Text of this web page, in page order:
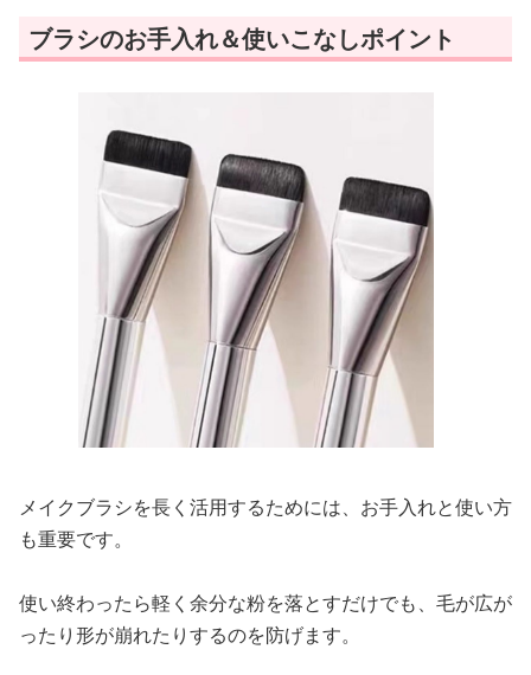
ブラシのお手入れ＆使いこなしポイント
メイクブラシを長く活用するためには、お手入れと使い方
も重要です。
使い終わったら軽く余分な粉を落とすだけでも、毛が広が
ったり形が崩れたりするのを防げます。